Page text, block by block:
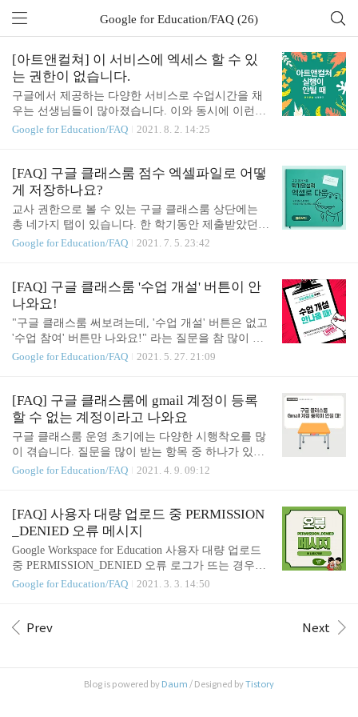
Google for Education/FAQ (26)
[아트앤컬쳐] 이 서비스에 엑세스 할 수 있
는 권한이 없습니다.
구글에서 제공하는 다양한 서비스로 수업시간을 채
우는 선생님들이 많아졌습니다. 이와 동시에 이런저
런 에러메시지에 대한 문의를 많이 받는데요. 오늘은
해당 서비스 켜주기 학교별, 교육청별 Google Worksp
ace for Education이 활발하게 보급됨에 따라 이 서비
스를 활용하는 학교와 교실이 많아지고 있습니다. G
oogle Workspace for Education의 플랫폼을 단독으로
운영할 수 있지만, 관리자 권한 없이 이를 운영하다
보면 이리저리 오류메시지를 많이 발견하게 되는데
허용함으로 설정하면 되지만, 아트앤컬쳐같은 경우
는 찾을 수가 없습니..
Google for Education/FAQ 2021. 8. 2. 14:25
[FAQ] 구글 클래스룸 점수 엑셀파일로 어떻
게 저장하나요?
교사 권한으로 볼 수 있는 구글 클래스룸 상단에는
총 네가지 탭이 있습니다. 한 학기동안 제출받았던
과제에 대한 점수는 바로 '성적' 탭에서 확인할 수 있
않습니다. 어디에 있을까요? 정답 : '수업' 탭에서 찾
을 수 있습니다. 1. '수업' 탭에서 '과제'로 안내된 아
무 게시글이나 클릭해 봅니다. - '과제' 표시는 아래의
네모 칸에 글씨가 쓰여있는 픽토그램을 사용합니다.
2. '과제보기'를 클릭합니다. 3. 우측 상단의 톱니바퀴
를 눌러봅니다. 4. '모든 성적을 Google Sheet'에 복사,
형태의 스프레드시트 파일로 다운로드합니다. 성적
(gr..
Google for Education/FAQ 2021. 7. 5. 23:42
[FAQ] 구글 클래스룸 '수업 개설' 버튼이 안
나와요!
"구글 클래스룸 써보려는데, '수업 개설' 버튼은 없고
'수업 참여' 버튼만 나와요!" 라는 질문을 참 많이 받
습니다. 오늘 이 포스팅에서는 어떻게 하면 '수업 개
버튼은 왜 안나오는가? 설렘 반 기대 반으로 구글 클
래스룸 연수를 받던 때로 되돌아가 봅니다. 계정을
발급하고 처음으로 구글 클래스룸에 들어갔을 때 나
오는 화면 - 아마 순식간에 지나가서 기억도 안나는
분도 계실 것 같습니다 - 을 함께 볼까요? 자.. 이 화
면은 기억나시지요? 여기에서 '계속' 버튼을 누르면
고르라는 화면인데요. 문제는 여기서 발생합니다.
'수업 개설'이 안 나오는 분..
Google for Education/FAQ 2021. 5. 27. 21:09
[FAQ] 구글 클래스룸에 gmail 계정이 등록
할 수 없는 계정이라고 나와요
구글 클래스룸 운영 초기에는 다양한 시행착오를 많
이 겪습니다. 질문을 많이 받는 항목 중 하나가 있습
니다. "등록할 수 없는 계정입니다" 라는 메시지가 나
을 초대하는 경우 나타납니다. 이런 경우 간단한 설
정 변경으로 gmail 계정을 초대할 수 있는데요. 어떻
게 하면 설정을 바꿀 수 있는지, 또 장/단점은 무엇인
지 알아보겠습니다. 1. Google Workspace for Educatio
n의 폐쇄적인 운영? No! Google Workspace for Educati
on에서는 도메인 자체적으로 계정을 발급할 수 있도
래스룸을 좀 더 폐쇄적으로 ..
Google for Education/FAQ 2021. 4. 9. 09:12
[FAQ] 사용자 대량 업로드 중 PERMISSION
_DENIED 오류 메시지
Google Workspace for Education 사용자 대량 업로드
중 PERMISSION_DENIED 오류 로그가 뜨는 경우가
간헐적으로 보고되고 있습니다. 해당 오류로그는 단
해 나타나는 방어적인 현상이라고 합니다. 24시간 대
류메시지 관련 도움말 링크를 첨부합니다. https://sup
Google for Education/FAQ 2021. 3. 3. 14:50
Prev Next
Blog is powered by Daum / Designed byTistory